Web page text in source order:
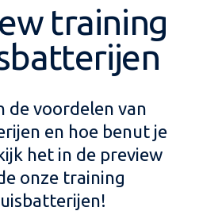
training
de voordelen van
en hoe benut je
het in de preview
onze training